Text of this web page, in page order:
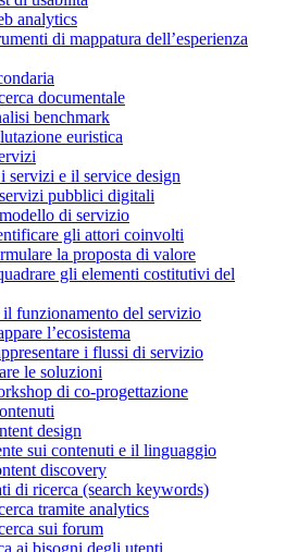
analytics
di mappatura dell’esperienza
documentale
benchmark
euristica
servizi e il service design
pubblici digitali
di servizio
gli attori coinvolti
la proposta di valore
gli elementi costitutivi del
funzionamento del servizio
l’ecosistema
i flussi di servizio
le soluzioni
di co-progettazione
design
sui contenuti e il linguaggio
discovery
di ricerca (search keywords)
tramite analytics
sui forum
ai bisogni degli utenti